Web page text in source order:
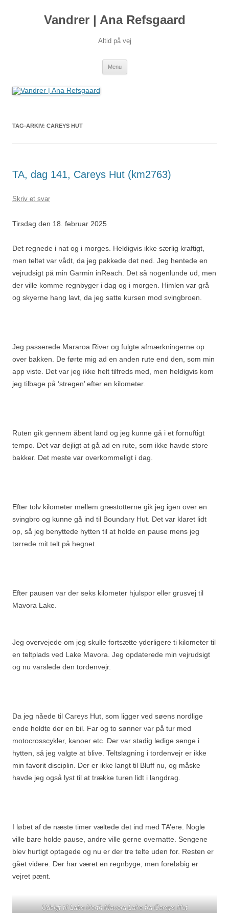
Vandrer | Ana Refsgaard
Altid på vej
Menu
TAG-ARKIV: CAREYS HUT
TA, dag 141, Careys Hut (km2763)
Skriv et svar
Tirsdag den 18. februar 2025
Det regnede i nat og i morges. Heldigvis ikke særlig kraftigt,
men teltet var vådt, da jeg pakkede det ned. Jeg hentede en
vejrudsigt på min Garmin inReach. Det så nogenlunde ud, men
der ville komme regnbyger i dag og i morgen. Himlen var grå
og skyerne hang lavt, da jeg satte kursen mod svingbroen.
Jeg passerede Mararoa River og fulgte afmærkningerne op
over bakken. De førte mig ad en anden rute end den, som min
app viste. Det var jeg ikke helt tilfreds med, men heldigvis kom
jeg tilbage på ‘stregen’ efter en kilometer.
Ruten gik gennem åbent land og jeg kunne gå i et fornuftigt
tempo. Det var dejligt at gå ad en rute, som ikke havde store
bakker. Det meste var overkommeligt i dag.
Efter tolv kilometer mellem græstotterne gik jeg igen over en
svingbro og kunne gå ind til Boundary Hut. Det var klaret lidt
op, så jeg benyttede hytten til at holde en pause mens jeg
tørrede mit telt på hegnet.
Efter pausen var der seks kilometer hjulspor eller grusvej til
Mavora Lake.
Jeg overvejede om jeg skulle fortsætte yderligere ti kilometer til
en teltplads ved Lake Mavora. Jeg opdaterede min vejrudsigt
og nu varslede den tordenvejr.
Da jeg nåede til Careys Hut, som ligger ved søens nordlige
ende holdte der en bil. Far og to sønner var på tur med
motocrosscykler, kanoer etc. Der var stadig ledige senge i
hytten, så jeg valgte at blive. Teltslagning i tordenvejr er ikke
min favorit disciplin. Der er ikke langt til Bluff nu, og måske
havde jeg også lyst til at trække turen lidt i langdrag.
I løbet af de næste timer væltede det ind med TA’ere. Nogle
ville bare holde pause, andre ville gerne overnatte. Sengene
blev hurtigt optagede og nu er der tre telte uden for. Resten er
gået videre. Der har været en regnbyge, men foreløbig er
vejret pænt.
Udsigt til Lake North Mavora Lake fra Careys Hut